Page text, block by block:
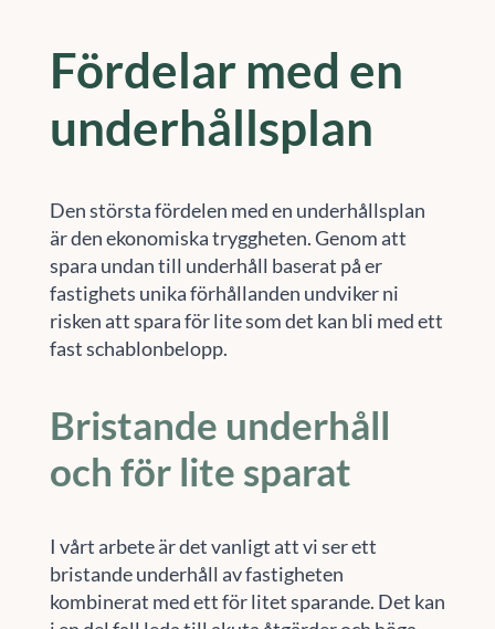
Fördelar med en
underhållsplan
Den största fördelen med en underhållsplan
är den ekonomiska tryggheten. Genom att
spara undan till underhåll baserat på er
fastighets unika förhållanden undviker ni
risken att spara för lite som det kan bli med ett
fast schablonbelopp.
Bristande underhåll
och för lite sparat
I vårt arbete är det vanligt att vi ser ett
bristande underhåll av fastigheten
kombinerat med ett för litet sparande. Det kan